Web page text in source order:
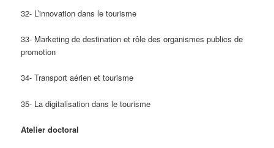
32- L’innovation dans le tourisme
33- Marketing de destination et rôle des organismes publics de
promotion
34- Transport aérien et tourisme
35- La digitalisation dans le tourisme
Atelier doctoral